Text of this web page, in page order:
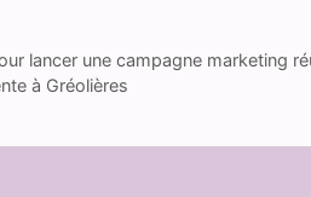
lancer une campagne marketing
à Gréolières